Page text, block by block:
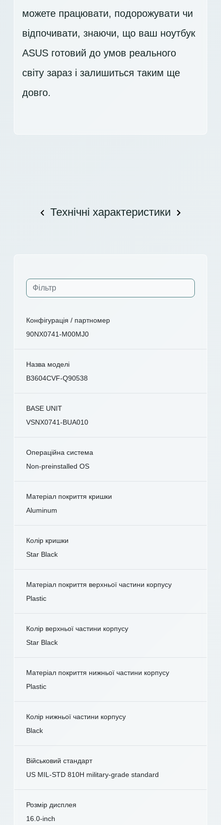
можете працювати, подорожувати чи
відпочивати, знаючи, що ваш ноутбук
ASUS готовий до умов реального
світу зараз і залишиться таким ще
довго.
Технічні характеристики
Конфігурація / партномер
90NX0741-M00MJ0
Назва моделі
B3604CVF-Q90538
BASE UNIT
VSNX0741-BUA010
Операційна система
Non-preinstalled OS
Матеріал покриття кришки
Aluminum
Колір кришки
Star Black
Матеріал покриття верхньої частини корпусу
Plastic
Колір верхньої частини корпусу
Star Black
Матеріал покриття нижньої частини корпусу
Plastic
Колір нижньої частини корпусу
Black
Військовий стандарт
US MIL-STD 810H military-grade standard
Розмір дисплея
16.0-inch